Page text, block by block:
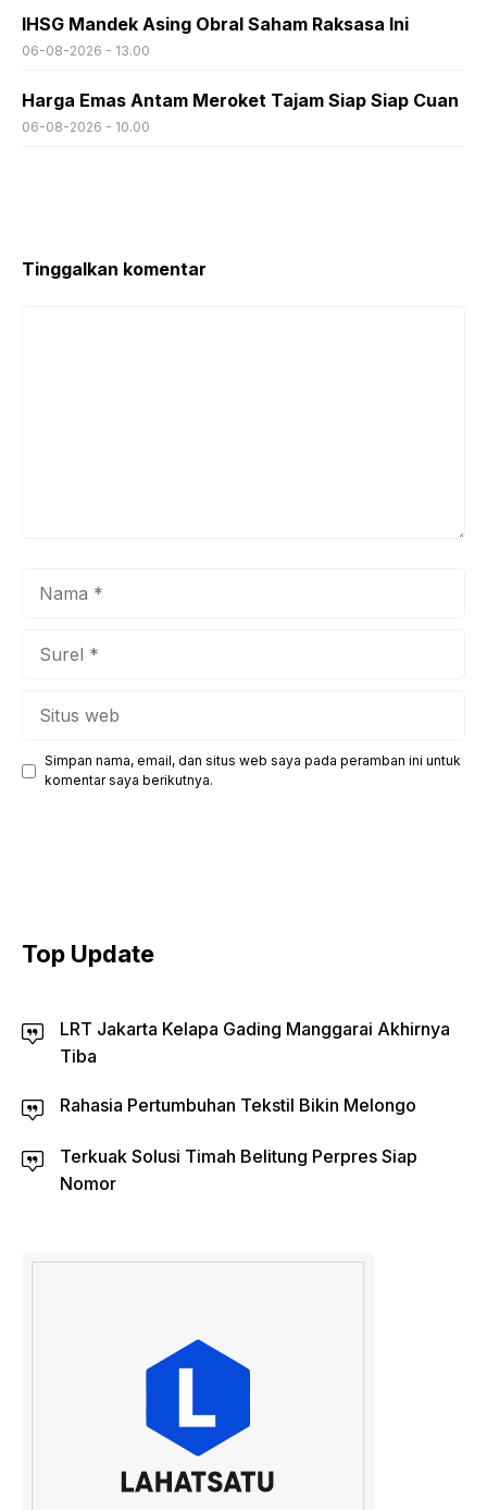
IHSG Mandek Asing Obral Saham Raksasa Ini
06-08-2026 - 13.00
Harga Emas Antam Meroket Tajam Siap Siap Cuan
06-08-2026 - 10.00
Tinggalkan komentar
Simpan nama, email, dan situs web saya pada peramban ini untuk
komentar saya berikutnya.
Top Update
LRT Jakarta Kelapa Gading Manggarai Akhirnya
Tiba
Rahasia Pertumbuhan Tekstil Bikin Melongo
Terkuak Solusi Timah Belitung Perpres Siap
Nomor